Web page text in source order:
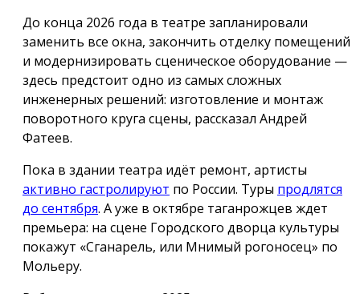
До конца 2026 года в театре запланировали
заменить все окна, закончить отделку помещений
и модернизировать сценическое оборудование —
здесь предстоит одно из самых сложных
инженерных решений: изготовление и монтаж
поворотного круга сцены, рассказал Андрей
Фатеев.
Пока в здании театра идёт ремонт, артисты
активно гастролируют по России. Туры продлятся
до сентября. А уже в октябре таганрожцев ждет
премьера: на сцене Городского дворца культуры
покажут «Сганарель, или Мнимый рогоносец» по
Мольеру.